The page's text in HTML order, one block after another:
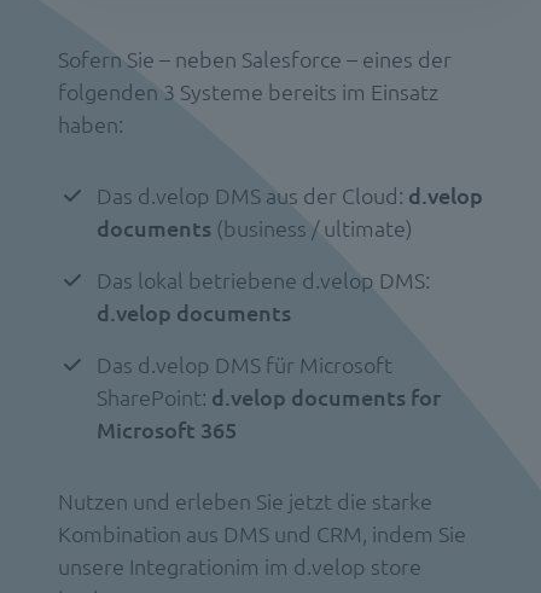
Sofern Sie – neben Salesforce – eines der
folgenden 3 Systeme bereits im Einsatz
haben:
Das d.velop DMS aus der Cloud: d.velop
documents (business / ultimate)
Das lokal betriebene d.velop DMS:
d.velop documents
Das d.velop DMS für Microsoft
SharePoint: d.velop documents for
Microsoft 365
Nutzen und erleben Sie jetzt die starke
Kombination aus DMS und CRM, indem Sie
unsere Integrationim im d.velop store